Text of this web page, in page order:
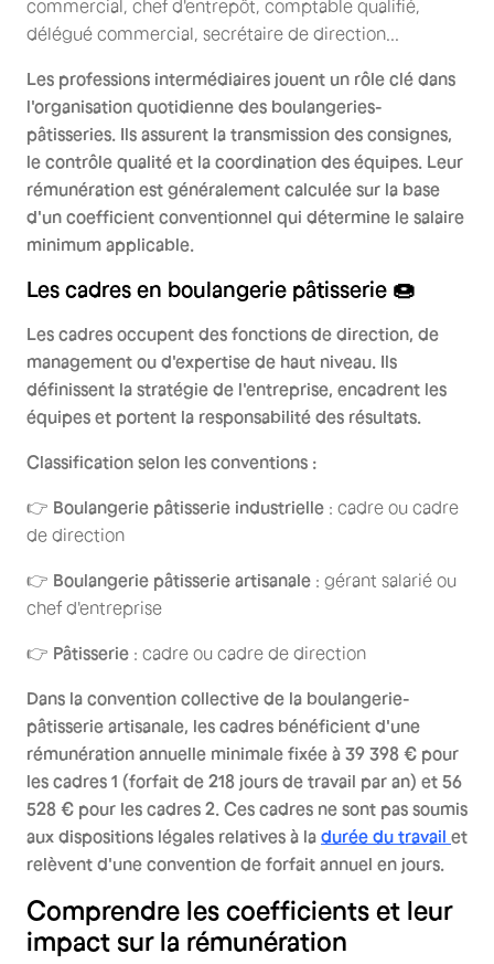
commercial, chef d'entrepôt, comptable qualifié,
délégué commercial, secrétaire de direction...
Les professions intermédiaires jouent un rôle clé dans
l'organisation quotidienne des boulangeries-
pâtisseries. Ils assurent la transmission des consignes,
le contrôle qualité et la coordination des équipes. Leur
rémunération est généralement calculée sur la base
d'un coefficient conventionnel qui détermine le salaire
minimum applicable.
Les cadres en boulangerie pâtisserie 🍩
Les cadres occupent des fonctions de direction, de
management ou d'expertise de haut niveau. Ils
définissent la stratégie de l'entreprise, encadrent les
équipes et portent la responsabilité des résultats.
Classification selon les conventions :
👉 Boulangerie pâtisserie industrielle : cadre ou cadre
de direction
👉 Boulangerie pâtisserie artisanale : gérant salarié ou
chef d'entreprise
👉 Pâtisserie : cadre ou cadre de direction
Dans la convention collective de la boulangerie-
pâtisserie artisanale, les cadres bénéficient d'une
rémunération annuelle minimale fixée à 39 398 € pour
les cadres 1 (forfait de 218 jours de travail par an) et 56
528 € pour les cadres 2. Ces cadres ne sont pas soumis
aux dispositions légales relatives à la durée du travail et
relèvent d'une convention de forfait annuel en jours.
Comprendre les coefficients et leur
impact sur la rémunération